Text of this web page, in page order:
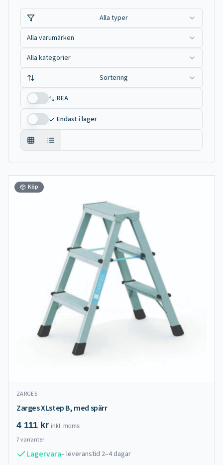
Alla typer
Alla varumärken
Alla kategorier
Sortering
REA
Endast i lager
Köp
ZARGES
Zarges XLstep B, med spärr
4 111 kr inkl. moms
7varianter
Lagervara– leveranstid 2–4 dagar